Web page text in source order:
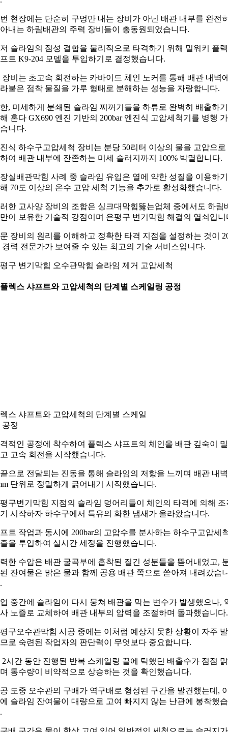
현장에는 단순히 구멍만 내는 장비가 아닌 배관 내부를 완전
내는 하림배관의 주력 장비들이 총동원되었습니다.
슬라임의 점성 결합을 물리적으로 타격하기 위해 밀워키 플
트 K9-204 모델을 투입하기로 결정했습니다.
장비는 초고속 회전하는 카바이드 체인 노커를 통해 배관 내벽
붙은 점착 물질을 가루 형태로 분해하는 성능을 자랑합니다.
, 미세하게 분쇄된 슬라임 찌꺼기들을 하류로 완벽히 배출하기
혼다 GX690 엔진 기반의 200bar 엔진식 고압세척기를 병행
니다.
식 하수구고압세척 장비는 분당 50리터 이상의 물을 고압으로
여 배관 내부에 잔존하는 미세 슬러지까지 100% 박멸합니다.
실배관막힘 사례 중 슬라임 유입은 열에 약한 성질을 이용하기
70도 이상의 온수 고압 세척 기능을 추가로 활성화했습니다.
한 고사양 장비의 조합은 싱크대막힘뚫는업체 중에서도 하림
이 보유한 기술적 강점이며 은평구 변기막힘 해결의 열쇠입니
장비의 원리를 이해하고 정확한 타격 지점을 설정하는 것이
경력 전문가가 보여줄 수 있는 최고의 기술 서비스입니다.
구 변기막힘 오수관막힘 슬라임 제거 고압세척
렉스 샤프트와 고압세척의 단계별 스케일링 공정
스 샤프트와 고압세척의 단계별 스케일
공정
적인 공정에 착수하여 플렉스 샤프트의 체인을 배관 깊숙이
고속 회전을 시작했습니다.
으로 전달되는 진동을 통해 슬라임의 저항을 느끼며 배관 내
단위로 정밀하게 긁어내기 시작했습니다.
구변기막힘 지점의 슬라임 덩어리들이 체인의 타격에 의해 조
시작하자 하수구에서 특유의 화한 냄새가 올라왔습니다.
트 작업과 동시에 200bar의 고압수를 분사하는 하수구고압세
을 투입하여 실시간 세정을 진행했습니다.
한 수압은 배관 굴곡부에 흡착된 질긴 성분들을 뜯어내었고,
잔여물은 맑은 물과 함께 공용 배관 쪽으로 쏟아져 내려갔습
중간에 슬라임이 다시 뭉쳐 배관을 막는 변수가 발생했으나,
노즐로 교체하여 배관 내부의 압력을 조절하며 돌파했습니다.
구오수관막힘 시공 중에는 이처럼 예상치 못한 상황이 자주
로 숙련된 작업자의 판단력이 무엇보다 중요합니다.
2시간 동안 진행된 반복 스케일링 끝에 탁했던 배출수가 점점
통수량이 비약적으로 상승하는 것을 확인했습니다.
도중 오수관의 구배가 역구배로 형성된 구간을 발견했는데,
슬라임 잔여물이 대량으로 고여 빠지지 않는 난관에 봉착했